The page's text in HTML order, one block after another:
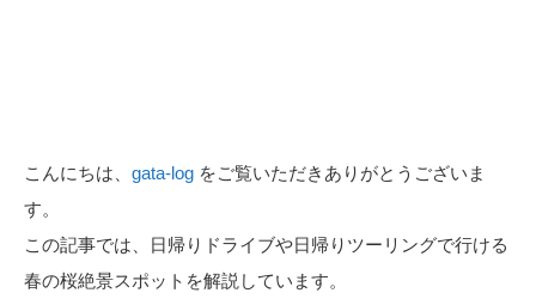
こんにちは、 gata-log をご覧いただきありがとうございま
す。
この記事では、日帰りドライブや日帰りツーリングで行ける
春の桜絶景スポットを解説しています。